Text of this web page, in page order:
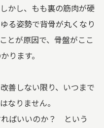
かし、もも裏の筋肉が硬
る姿勢で背骨が丸くなり
とが原因で、骨盤がここ
ります。
善しない限り、いつまで
なりません。
ばいいのか？ という